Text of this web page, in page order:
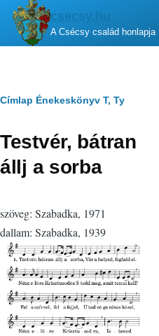
Ugrás a tartalomra
csecsy.hu
A Csécsy család honlapja
Morzsa
Címlap Énekeskönyv T, Ty
Testvér, bátran
állj a sorba
szöveg: Szabadka, 1971
dallam: Szabadka, 1939